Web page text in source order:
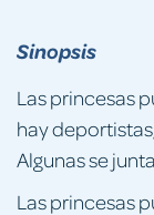
Sinopsis
Las princesas
hay
Algunas se
Las princesas